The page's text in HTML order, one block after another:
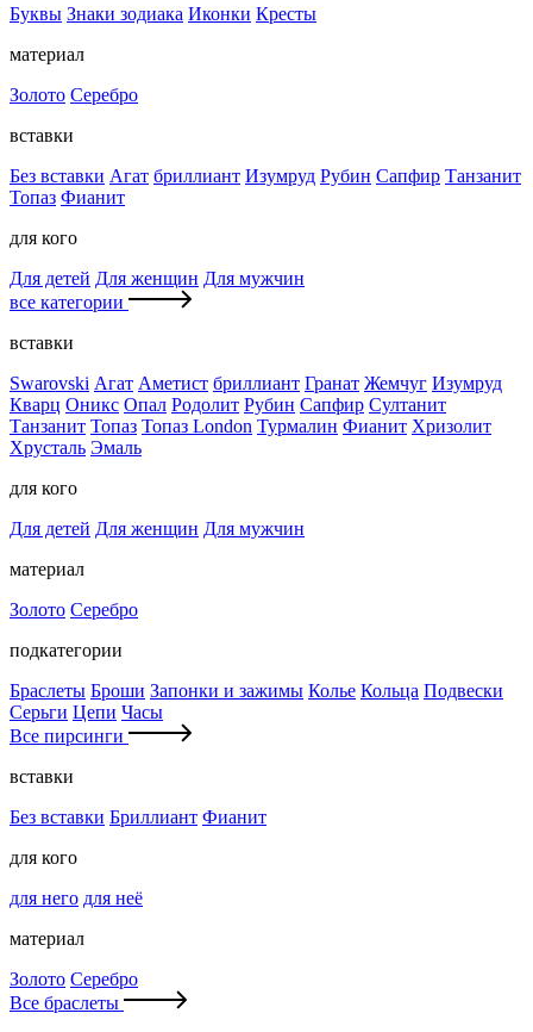
Буквы Знаки зодиака Иконки Кресты
материал
Золото Серебро
вставки
Без вставки Агат бриллиант Изумруд Рубин Сапфир Танзанит
Топаз Фианит
для кого
Для детей Для женщин Для мужчин
все категории
вставки
Swarovski Агат Аметист бриллиант Гранат Жемчуг Изумруд
Кварц Оникс Опал Родолит Рубин Сапфир Султанит
Танзанит Топаз Топаз London Турмалин Фианит Хризолит
Хрусталь Эмаль
для кого
Для детей Для женщин Для мужчин
материал
Золото Серебро
подкатегории
Браслеты Броши Запонки и зажимы Колье Кольца Подвески
Серьги Цепи Часы
Все пирсинги
вставки
Без вставки Бриллиант Фианит
для кого
для него для неё
материал
Золото Серебро
Все браслеты